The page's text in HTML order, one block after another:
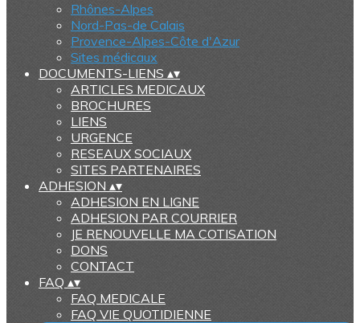
Rhônes-Alpes
Nord-Pas-de Calais
Provence-Alpes-Côte d'Azur
Sites médicaux
DOCUMENTS-LIENS ▴▾
ARTICLES MEDICAUX
BROCHURES
LIENS
URGENCE
RESEAUX SOCIAUX
SITES PARTENAIRES
ADHESION ▴▾
ADHESION EN LIGNE
ADHESION PAR COURRIER
JE RENOUVELLE MA COTISATION
DONS
CONTACT
FAQ ▴▾
FAQ MEDICALE
FAQ VIE QUOTIDIENNE